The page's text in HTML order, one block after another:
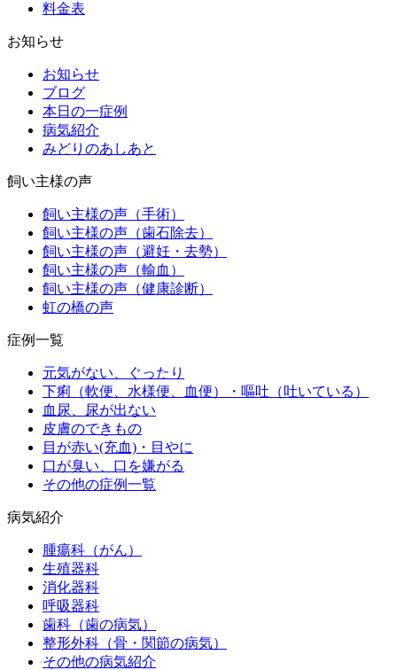
料金表
お知らせ
お知らせ
ブログ
本日の一症例
病気紹介
みどりのあしあと
飼い主様の声
飼い主様の声（手術）
飼い主様の声（歯石除去）
飼い主様の声（避妊・去勢）
飼い主様の声（輸血）
飼い主様の声（健康診断）
虹の橋の声
症例一覧
元気がない、ぐったり
下痢（軟便、水様便、血便）・嘔吐（吐いている）
血尿、尿が出ない
皮膚のできもの
目が赤い(充血)・目やに
口が臭い、口を嫌がる
その他の症例一覧
病気紹介
腫瘍科（がん）
生殖器科
消化器科
呼吸器科
歯科（歯の病気）
整形外科（骨・関節の病気）
その他の病気紹介